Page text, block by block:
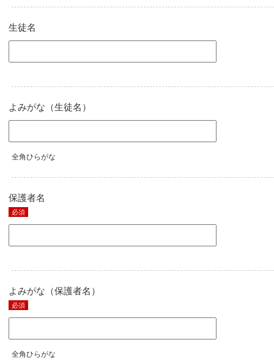
生徒名
よみがな（生徒名）
全角ひらがな
保護者名
必須
よみがな（保護者名）
必須
全角ひらがな